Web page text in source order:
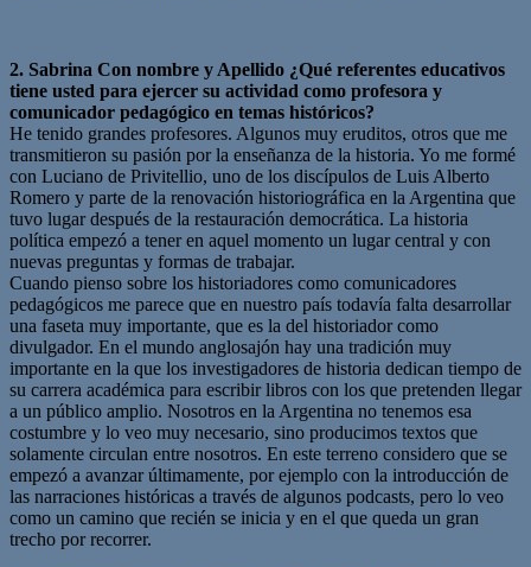
2. Sabrina Con nombre y Apellido ¿Qué referentes educativos
tiene usted para ejercer su actividad como profesora y
comunicador pedagógico en temas históricos?
He tenido grandes profesores. Algunos muy eruditos, otros que me
transmitieron su pasión por la enseñanza de la historia. Yo me formé
con Luciano de Privitellio, uno de los discípulos de Luis Alberto
Romero y parte de la renovación historiográfica en la Argentina que
tuvo lugar después de la restauración democrática. La historia
política empezó a tener en aquel momento un lugar central y con
nuevas preguntas y formas de trabajar.
Cuando pienso sobre los historiadores como comunicadores
pedagógicos me parece que en nuestro país todavía falta desarrollar
una faseta muy importante, que es la del historiador como
divulgador. En el mundo anglosajón hay una tradición muy
importante en la que los investigadores de historia dedican tiempo de
su carrera académica para escribir libros con los que pretenden llegar
a un público amplio. Nosotros en la Argentina no tenemos esa
costumbre y lo veo muy necesario, sino producimos textos que
solamente circulan entre nosotros. En este terreno considero que se
empezó a avanzar últimamente, por ejemplo con la introducción de
las narraciones históricas a través de algunos podcasts, pero lo veo
como un camino que recién se inicia y en el que queda un gran
trecho por recorrer.